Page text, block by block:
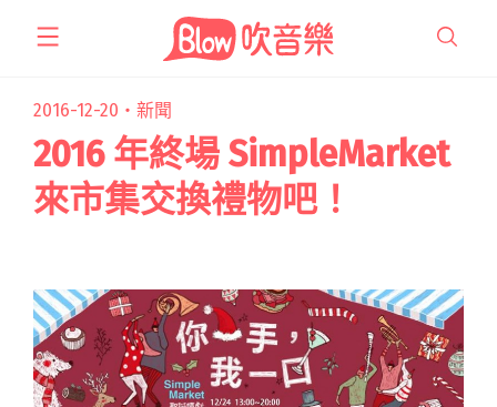
2016-12-20・ 新聞
2016 年終場 SimpleMarket
來市集交換禮物吧！